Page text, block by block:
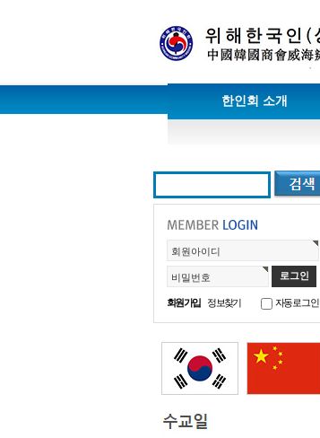
한인회 소개
회원아이디
비밀번호
회원가입 정보찾기 자동로그인